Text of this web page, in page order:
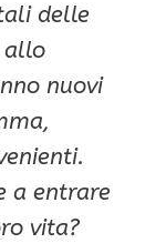
delle
allo
nuovi
a entrare
vita?